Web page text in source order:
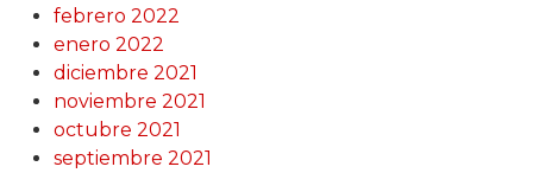
febrero 2022
enero 2022
diciembre 2021
noviembre 2021
octubre 2021
septiembre 2021